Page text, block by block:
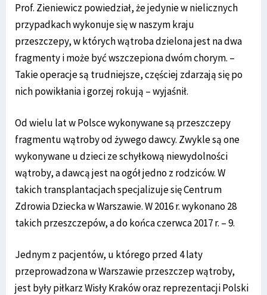
Prof. Zieniewicz powiedział, że jedynie w nielicznych
przypadkach wykonuje się w naszym kraju
przeszczepy, w których wątroba dzielona jest na dwa
fragmenty i może być wszczepiona dwóm chorym. –
Takie operacje są trudniejsze, częściej zdarzają się po
nich powikłania i gorzej rokują – wyjaśnił.
Od wielu lat w Polsce wykonywane są przeszczepy
fragmentu wątroby od żywego dawcy. Zwykle są one
wykonywane u dzieci ze schyłkową niewydolności
wątroby, a dawcą jest na ogół jedno z rodziców. W
takich transplantacjach specjalizuje się Centrum
Zdrowia Dziecka w Warszawie. W 2016 r. wykonano 28
takich przeszczepów, a do końca czerwca 2017 r. – 9.
Jednym z pacjentów, u którego przed 4 laty
przeprowadzona w Warszawie przeszczep wątroby,
jest były piłkarz Wisły Kraków oraz reprezentacji Polski